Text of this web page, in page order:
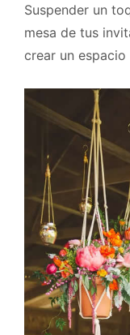
Suspender un
mesa de tus
crear un espacio